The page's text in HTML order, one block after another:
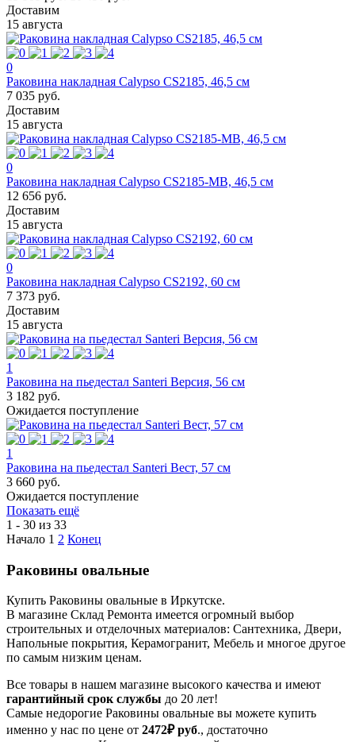
Доставим
15 августа
0
Раковина накладная Calypso CS2185, 46,5 см
7 035 руб.
Доставим
15 августа
0
Раковина накладная Calypso CS2185-MB, 46,5 см
12 656 руб.
Доставим
15 августа
0
Раковина накладная Calypso CS2192, 60 см
7 373 руб.
Доставим
15 августа
1
Раковина на пьедестал Santeri Версия, 56 см
3 182 руб.
Ожидается поступление
1
Раковина на пьедестал Santeri Вест, 57 см
3 660 руб.
Ожидается поступление
Показать ещё
1 - 30 из 33
Начало 1 2 Конец
Раковины овальные
Купить Раковины овальные в Иркутске.
В магазине Склад Ремонта имеется огромный выбор
строительных и отделочных материалов: Сантехника, Двери,
Напольные покрытия, Керамогранит, Мебель и многое другое
по самым низким ценам.
Все товары в нашем магазине высокого качества и имеют
гарантийный срок службы до 20 лет!
Самые недорогие Раковины овальные вы можете купить
именно у нас по цене от 2472₽ руб., достаточно